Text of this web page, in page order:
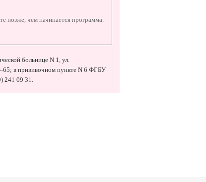
позже, чем начинается программа.
больнице N 1, ул.
65; в прививочном пункте N 6 ФГБУ
241 09 31